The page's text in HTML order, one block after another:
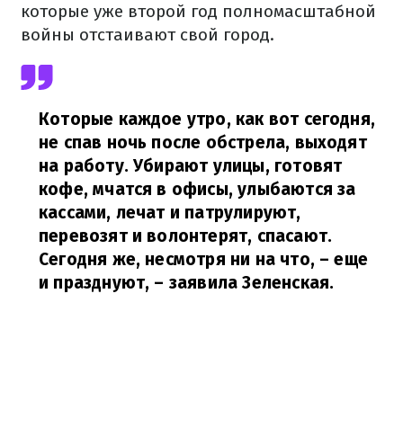
которые уже второй год полномасштабной
войны отстаивают свой город.
Которые каждое утро, как вот сегодня,
не спав ночь после обстрела, выходят
на работу. Убирают улицы, готовят
кофе, мчатся в офисы, улыбаются за
кассами, лечат и патрулируют,
перевозят и волонтерят, спасают.
Сегодня же, несмотря ни на что, – еще
и празднуют, – заявила Зеленская.